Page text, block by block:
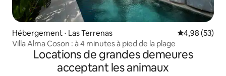
Hébergement ⋅ Las Terrenas Évaluation
4,98 (53)
Villa Alma Coson : à 4 minutes à pied de la plage
Locations de grandes demeures
acceptant les animaux